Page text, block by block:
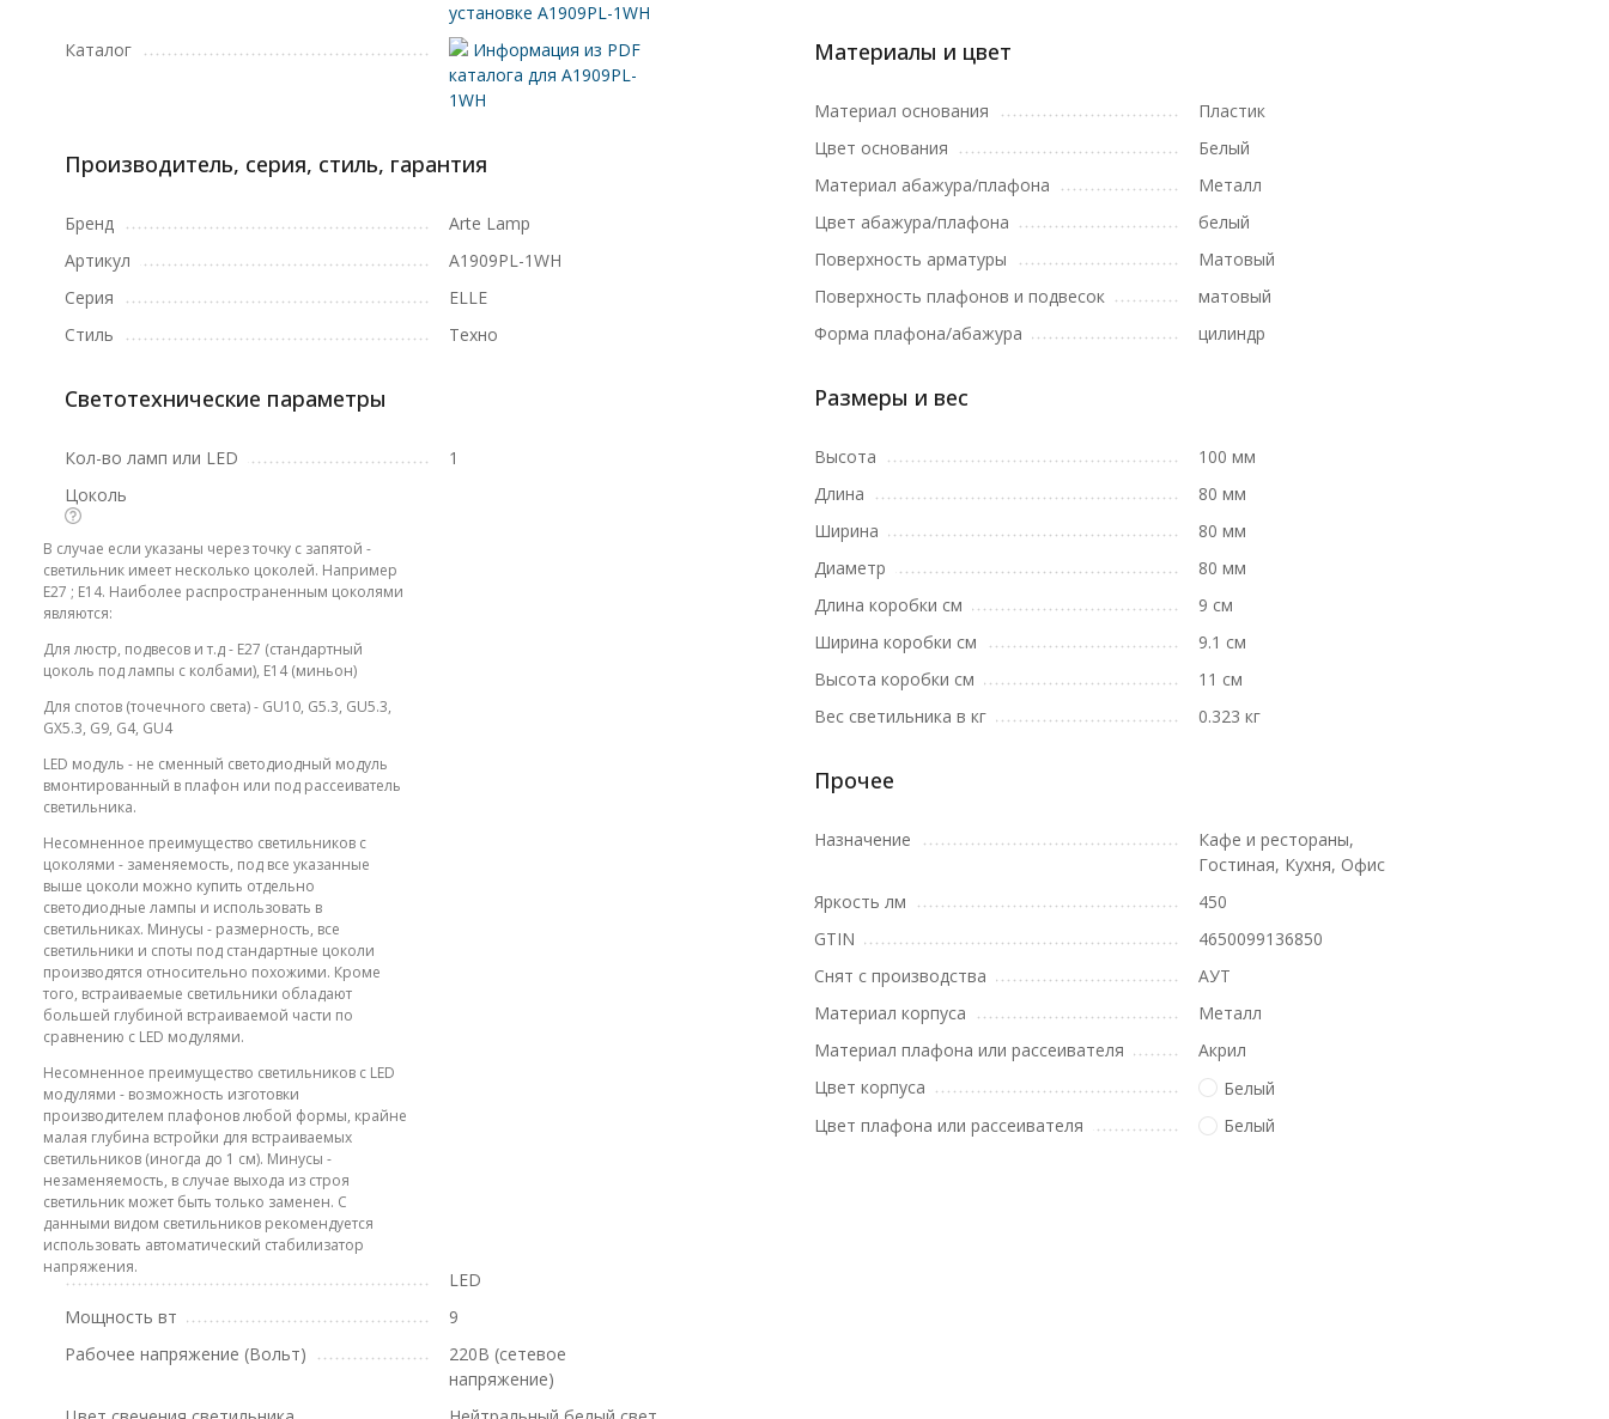
установке A1909PL-1WH
Каталог
Информация из PDF
каталога для A1909PL-
1WH
Производитель, серия, стиль, гарантия
Бренд
Arte Lamp
Артикул
A1909PL-1WH
Серия
ELLE
Стиль
Техно
Светотехнические параметры
Кол-во ламп или LED
1
Цоколь
В случае если указаны через точку с запятой -
светильник имеет несколько цоколей. Например
E27 ; E14. Наиболее распространенным цоколями
являются:
Для люстр, подвесов и т.д - E27 (стандартный
цоколь под лампы с колбами), E14 (миньон)
Для спотов (точечного света) - GU10, G5.3, GU5.3,
GX5.3, G9, G4, GU4
LED модуль - не сменный светодиодный модуль
вмонтированный в плафон или под рассеиватель
светильника.
Несомненное преимущество светильников с
цоколями - заменяемость, под все указанные
выше цоколи можно купить отдельно
светодиодные лампы и использовать в
светильниках. Минусы - размерность, все
светильники и споты под стандартные цоколи
производятся относительно похожими. Кроме
того, встраиваемые светильники обладают
большей глубиной встраиваемой части по
сравнению с LED модулями.
Несомненное преимущество светильников с LED
модулями - возможность изготовки
производителем плафонов любой формы, крайне
малая глубина встройки для встраиваемых
светильников (иногда до 1 см). Минусы -
незаменяемость, в случае выхода из строя
светильник может быть только заменен. С
данными видом светильников рекомендуется
использовать автоматический стабилизатор
напряжения.
LED
Мощность вт
9
Рабочее напряжение (Вольт)
220В (сетевое
напряжение)
Материалы и цвет
Материал основания
Пластик
Цвет основания
Белый
Материал абажура/плафона
Металл
Цвет абажура/плафона
белый
Поверхность арматуры
Матовый
Поверхность плафонов и подвесок
матовый
Форма плафона/абажура
цилиндр
Размеры и вес
Высота
100 мм
Длина
80 мм
Ширина
80 мм
Диаметр
80 мм
Длина коробки см
9 см
Ширина коробки см
9.1 см
Высота коробки см
11 см
Вес светильника в кг
0.323 кг
Прочее
Назначение
Кафе и рестораны,
Гостиная, Кухня, Офис
Яркость лм
450
GTIN
4650099136850
Снят с производства
АУТ
Материал корпуса
Металл
Материал плафона или рассеивателя
Акрил
Цвет корпуса
Белый
Цвет плафона или рассеивателя
Белый